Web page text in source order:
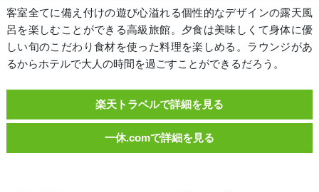
客室全てに備え付けの遊び心溢れる個性的なデザインの露天風
呂を楽しむことができる高級旅館。夕食は美味しくて身体に優
しい旬のこだわり食材を使った料理を楽しめる。ラウンジがあ
るからホテルで大人の時間を過ごすことができるだろう。
楽天トラベルで詳細を見る
一休.comで詳細を見る